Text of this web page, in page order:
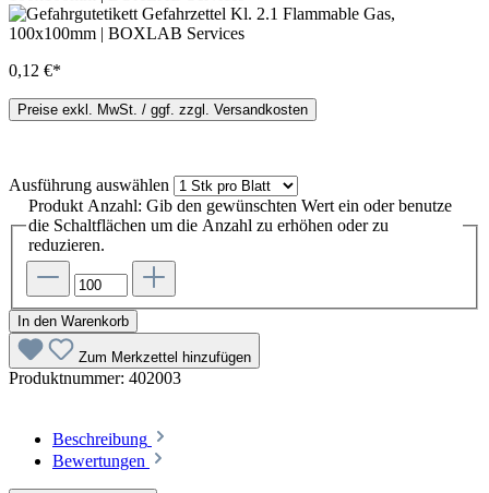
0,12 €*
Preise exkl. MwSt. / ggf. zzgl. Versandkosten
Ausführung auswählen
Produkt Anzahl: Gib den gewünschten Wert ein oder benutze
die Schaltflächen um die Anzahl zu erhöhen oder zu
reduzieren.
In den Warenkorb
Zum Merkzettel hinzufügen
Produktnummer: 402003
Beschreibung
Bewertungen